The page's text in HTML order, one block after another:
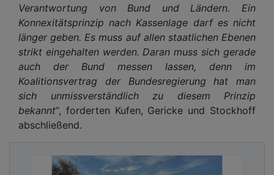
Verantwortung von Bund und Ländern. Ein
Konnexitätsprinzip nach Kassenlage darf es nicht
länger geben. Es muss auf allen staatlichen Ebenen
strikt eingehalten werden. Daran muss sich gerade
auch der Bund messen lassen, denn im
Koalitionsvertrag der Bundesregierung hat man
sich unmissverständlich zu diesem Prinzip
bekannt“, forderten Kufen, Gericke und Stockhoff
abschließend.